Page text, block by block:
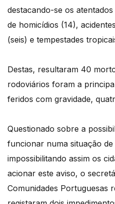
destacando-se os
de homicídios (14),
(seis) e tempestades
Destas, resultaram 40
rodoviários foram a
feridos com gravidade,
Questionado sobre a
funcionar numa situação de
impossibilitando assim os
acionar este aviso, o
Comunidades Portuguesas